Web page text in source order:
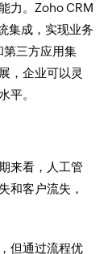
力。Zoho CRM
集成，实现业务
第三方应用集
，企业可以灵
平。
来看，人工管
和客户流失，
但通过流程优